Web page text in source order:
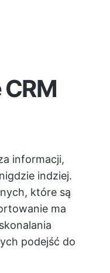
informacji,
indziej.
które są
ma
podejść do